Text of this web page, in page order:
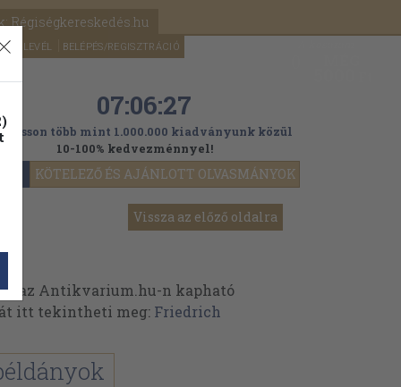
Régiségkereskedés.hu
HÍRLEVÉL BELÉPÉS/REGISZTRÁCIÓ
KÖTELEZŐ ÉS AJÁNLOTT OLVASMÁNYOK
07:06:24
több mint 1.000.000 kiadványunk közül
10-100% kedvezménnyel!
Vissza az előző oldalra
az Antikvarium.hu-n kapható
itt tekintheti meg: Friedrich